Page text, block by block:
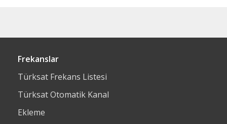
Frekanslar
Türksat Frekans Listesi
Türksat Otomatik Kanal
Ekleme